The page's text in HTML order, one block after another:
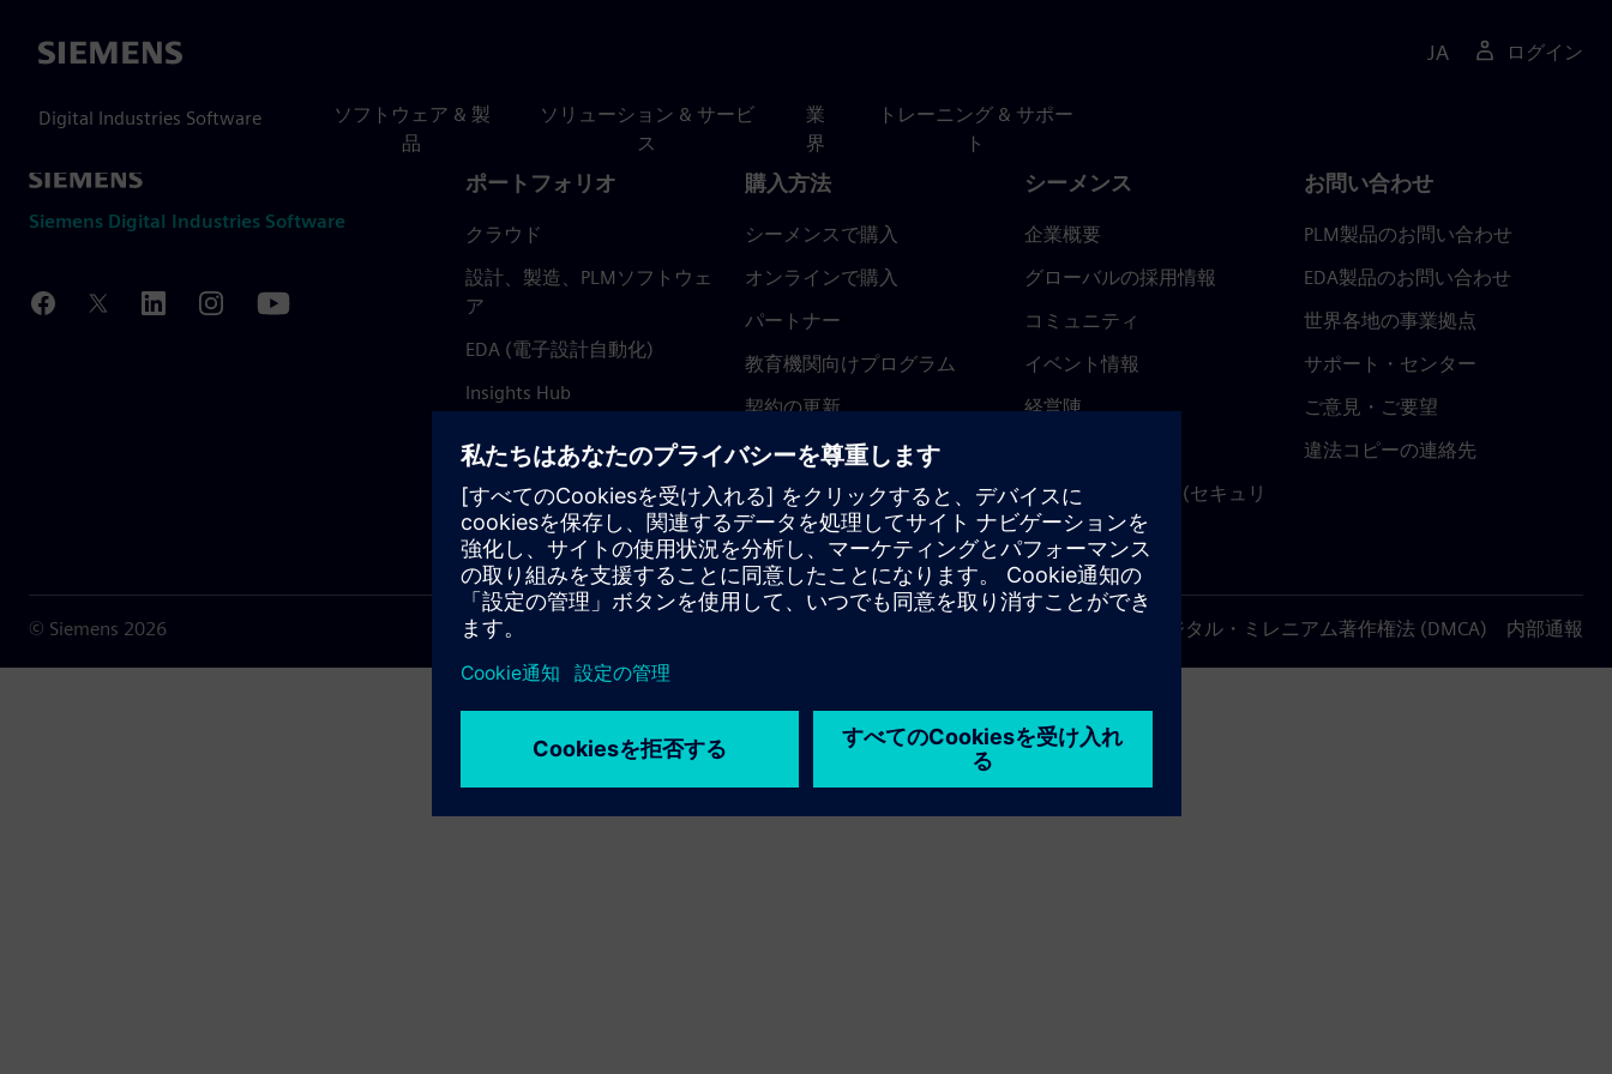
Siemens
Digital Industries Software
ソフトウェア & 製
品
ソリューション & サービ
ス
業
界
トレーニング & サポー
ト
JA ログイン
Siemens Digital Industries Software
ポートフォリオ
クラウド
設計、製造、PLMソフトウェ
ア
EDA (電子設計自動化)
Insights Hub
購入方法
シーメンスで購入
オンラインで購入
パートナー
教育機関向けプログラム
契約の更新
返金ポリシー
シーメンス
企業概要
グローバルの採用情報
コミュニティ
イベント情報
経営陣
トラストセンター (セキュリ
ティ関連情報)
お問い合わせ
PLM製品のお問い合わせ
EDA製品のお問い合わせ
世界各地の事業拠点
サポート・センター
ご意見・ご要望
違法コピーの連絡先
© Siemens 2026 デジタル・ミレニアム著作権法 (DMCA) 内部通報